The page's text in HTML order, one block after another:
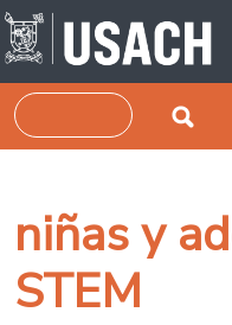
Pasar al contenido principal
Buscar
niñas y
STEM